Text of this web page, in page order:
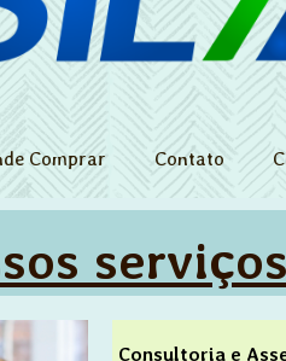
Comprar Contato
serviços
Consultoria e